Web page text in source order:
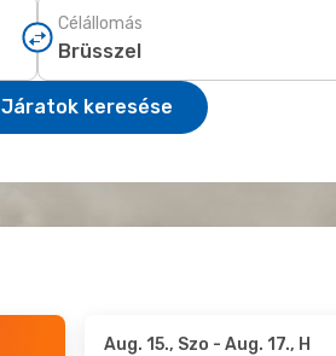
Célállomás
Járatok keresése
Aug. 15., Szo - Aug. 17., H